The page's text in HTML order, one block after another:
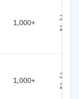
1,000+
Jan,
2026
1,000+
Jan,
2026